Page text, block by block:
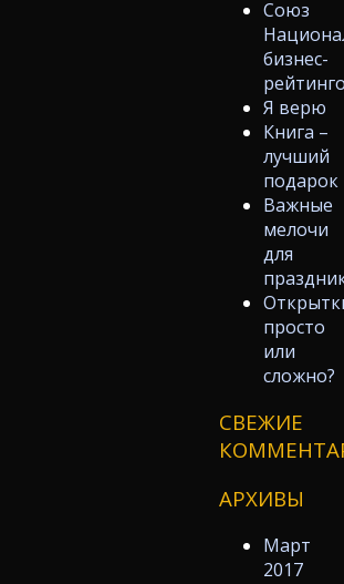
Союз
бизнес-
Я верю
Книга –
лучший
подарок
Важные
мелочи
для
просто
или
сложно?
СВЕЖИЕ
АРХИВЫ
Март
2017